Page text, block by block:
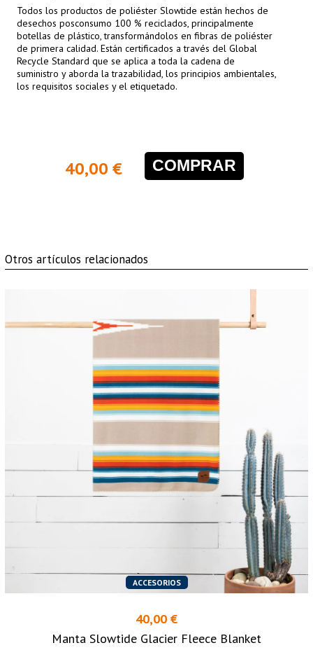
Todos los productos de poliéster Slowtide están hechos de
desechos posconsumo 100 % reciclados, principalmente
botellas de plástico, transformándolos en fibras de poliéster
de primera calidad. Están certificados a través del Global
Recycle Standard que se aplica a toda la cadena de
suministro y aborda la trazabilidad, los principios ambientales,
los requisitos sociales y el etiquetado.
40,00 € COMPRAR
Otros artículos relacionados
ACCESORIOS
40,00 €
Manta Slowtide Glacier Fleece Blanket